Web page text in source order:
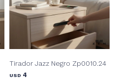
Tirador Jazz Negro Zp0010.24
USD 4